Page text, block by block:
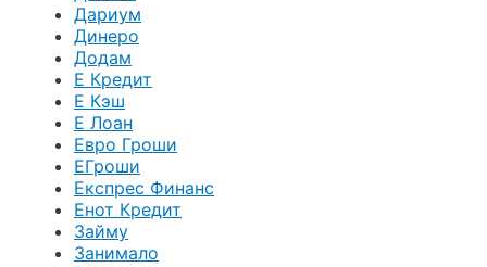
Дариум
Динеро
Додам
Е Кредит
Е Кэш
Е Лоан
Евро Гроши
ЕГроши
Експрес Финанс
Енот Кредит
Займу
Занимало